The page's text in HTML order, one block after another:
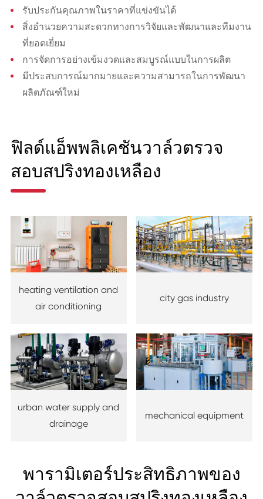
รับประกันคุณภาพในราคาที่แข่งขันได้
สิ่งอำนวยความสะดวกทางการวิจัยและพัฒนาและทีมงาน
ที่ยอดเยี่ยม
การจัดการอย่างเข้มงวดและสมบูรณ์แบบในการผลิต
มีประสบการณ์มากมายและความสามารถในการพัฒนา
ผลิตภัณฑ์ใหม่
ฟิลด์แอ็พพลิเคชันวาล์วตรวจ
สอบสปริงทองเหลือง
heating ventilation and
air conditioning
city gas industry
urban water supply and
drainage
mechanical equipment
พารามิเตอร์ประสิทธิภาพของ